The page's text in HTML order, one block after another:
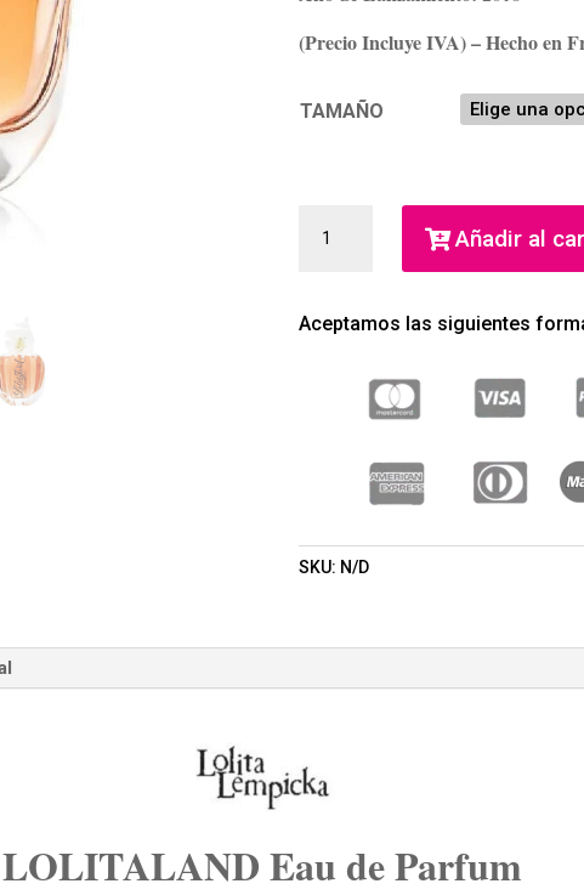
(Precio Incluye IVA) – Hecho en
TAMAÑO
EAU
(LOLITA
(MUJER)
CANTIDAD
Añadir al
Aceptamos las siguientes
SKU: N/D
LOLITALAND Eau de Parfum